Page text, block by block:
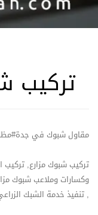
تركيب
مقاول شبوك في
تركيب شبوك مزارع, تركيب
وكسارات وملاعب شبوك
, تنفيذ خدمة الشبك